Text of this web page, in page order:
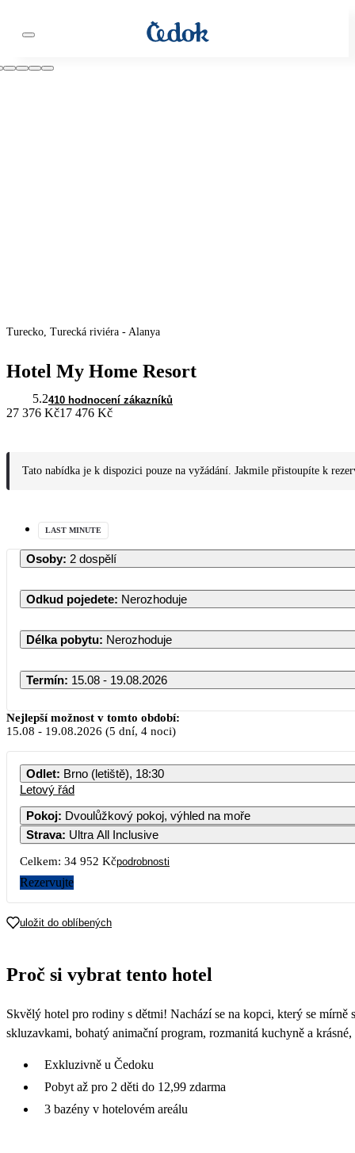
Turecko, Turecká riviéra - Alanya
Hotel My Home Resort
5.2410 hodnocení zákazníků
27 376 Kč17 476 Kč
Tato nabídka je k dispozici pouze na vyžádání. Jakmile přistoupíte k
LAST MINUTE
Osoby: 2 dospělí
Odkud pojedete: Nerozhoduje
Délka pobytu: Nerozhoduje
Termín: 15.08 - 19.08.2026
Nejlepší možnost v tomto období:
15.08 - 19.08.2026 (5 dní, 4 noci)
Odlet: Brno (letiště), 18:30
Letový řád
Pokoj: Dvoulůžkový pokoj, výhled na moře
Strava: Ultra All Inclusive
Celkem: 34 952 Kčpodrobnosti
Rezervujte
uložit do oblíbených
Proč si vybrat tento hotel
Skvělý hotel pro rodiny s dětmi! Nachází se na kopci, který se mírně
skluzavkami, bohatý animační program, rozmanitá kuchyně a
Exkluzivně u Čedoku
Pobyt až pro 2 děti do 12,99 zdarma
3 bazény v hotelovém areálu